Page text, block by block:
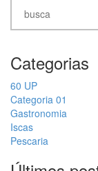
Categorias
60 UP
Categoria 01
Gastronomia
Iscas
Pescaria